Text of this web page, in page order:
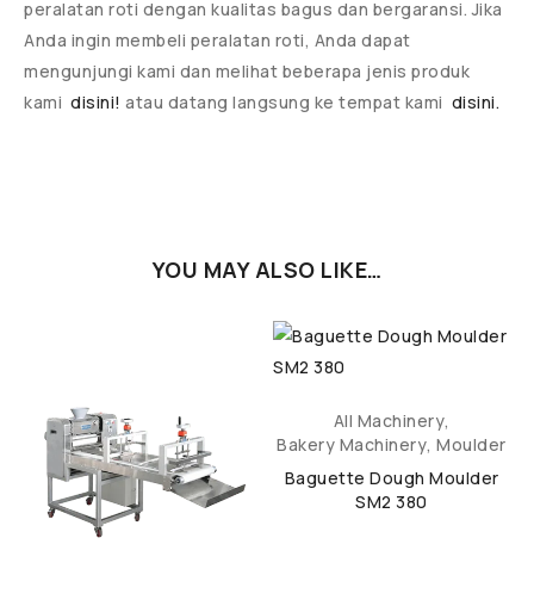
peralatan roti dengan kualitas bagus dan bergaransi. Jika
Anda ingin membeli peralatan roti, Anda dapat
mengunjungi kami dan melihat beberapa jenis produk
kami disini! atau datang langsung ke tempat kami disini.
YOU MAY ALSO LIKE…
All Machinery,
Bakery Machinery,Moulder
Baguette Dough Moulder
SM2 380